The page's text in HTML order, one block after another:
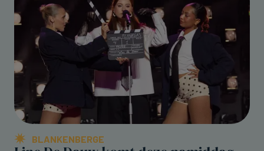
BLANKENBERGE